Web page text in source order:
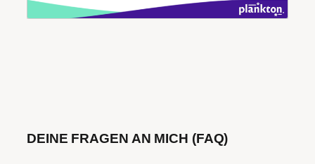
DEINE FRAGEN AN MICH (FAQ)